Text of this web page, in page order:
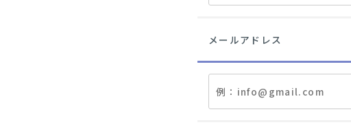
メールアドレス